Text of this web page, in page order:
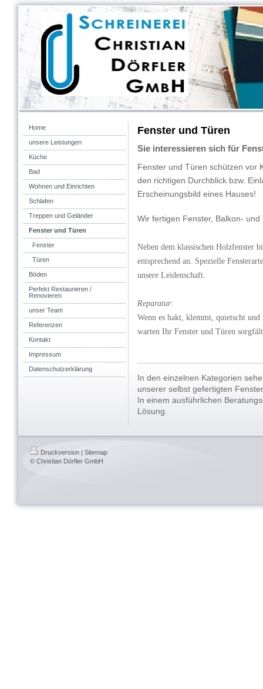
Home
unsere Leistungen
Küche
Bad
Wohnen und Einrichten
Schlafen
Treppen und Geländer
Fenster und Türen
Fenster
Türen
Böden
Perfekt Restaurieren /
Renovieren
unser Team
Referenzen
Kontakt
Impressum
Datenschutzerklärung
Fenster und Türen
Sie interessieren sich für
Fenster und Türen schützen vor
den richtigen Durchblick bzw.
Erscheinungsbild eines Hauses!
Wir fertigen Fenster, Balkon-
Neben dem klassischen Holzfenster
entsprechend an. Spezielle
unsere Leidenschaft.
Reparatur:
Wenn es hakt, klemmt, quietscht
warten Ihr Fenster und Türen
In den einzelnen Kategorien
unserer selbst gefertigten
In einem ausführlichen
Lösung.
Druckversion | Sitemap
© Christian Dörfler GmbH